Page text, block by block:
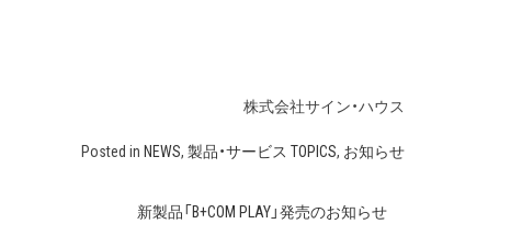
株式会社サイン・ハウス
Posted in NEWS, 製品・サービス TOPICS, お知らせ
新製品「B+COM PLAY」発売のお知らせ